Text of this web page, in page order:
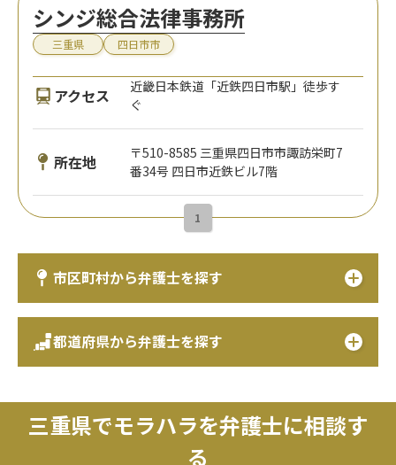
シンジ総合法律事務所
三重県 四日市市
アクセス
近畿日本鉄道「近鉄四日市駅」徒歩す
ぐ
所在地
〒510-8585 三重県四日市市諏訪栄町7
番34号 四日市近鉄ビル7階
1
市区町村から弁護士を探す
都道府県から弁護士を探す
三重県でモラハラを弁護士に相談す
る